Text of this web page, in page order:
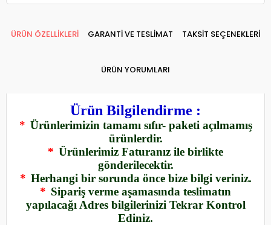
ÜRÜN ÖZELLİKLERİ GARANTİ VE TESLİMAT TAKSİT SEÇENEKLERİ
ÜRÜN YORUMLARI
Ürün Bilgilendirme :
* Ürünlerimizin tamamı sıfır- paketi açılmamış
ürünlerdir.
* Ürünlerimiz Faturanız ile birlikte
gönderilecektir.
* Herhangi bir sorunda önce bize bilgi veriniz.
* Sipariş verme aşamasında teslimatın
yapılacağı Adres bilgilerinizi Tekrar Kontrol
Ediniz.